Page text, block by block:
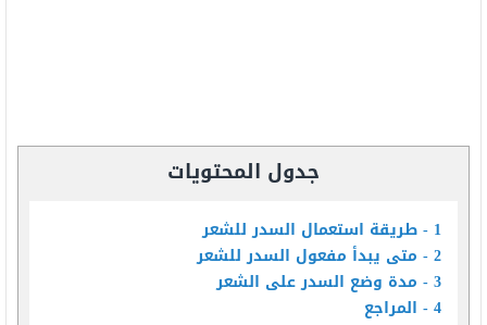
جدول المحتويات
1 طريقة استعمال السدر للشعر
2 متى يبدأ مفعول السدر للشعر
3 مدة وضع السدر على الشعر
4 المراجع